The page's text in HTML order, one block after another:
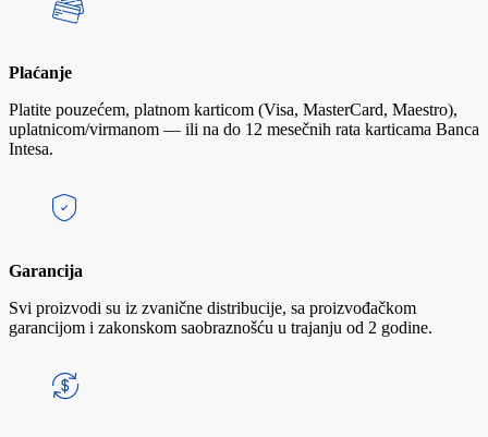
Plaćanje
Platite pouzećem, platnom karticom (Visa, MasterCard, Maestro),
uplatnicom/virmanom — ili na do 12 mesečnih rata karticama Banca
Intesa.
Garancija
Svi proizvodi su iz zvanične distribucije, sa proizvođačkom
garancijom i zakonskom saobraznošću u trajanju od 2 godine.